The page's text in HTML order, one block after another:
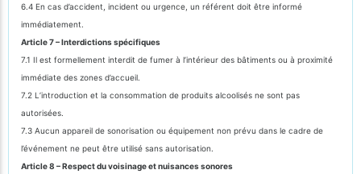
6.4 En cas d’accident, incident ou urgence, un référent doit être informé
immédiatement.
Article 7 – Interdictions spécifiques
7.1 Il est formellement interdit de fumer à l’intérieur des bâtiments ou à proximité
immédiate des zones d’accueil.
7.2 L’introduction et la consommation de produits alcoolisés ne sont pas
autorisées.
7.3 Aucun appareil de sonorisation ou équipement non prévu dans le cadre de
l’événement ne peut être utilisé sans autorisation.
Article 8 – Respect du voisinage et nuisances sonores